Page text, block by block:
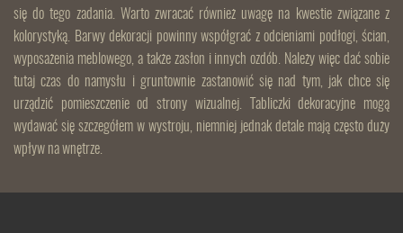
się do tego zadania. Warto zwracać również uwagę na kwestie związane z
kolorystyką. Barwy dekoracji powinny współgrać z odcieniami podłogi, ścian,
wyposażenia meblowego, a także zasłon i innych ozdób. Należy więc dać sobie
tutaj czas do namysłu i gruntownie zastanowić się nad tym, jak chce się
urządzić pomieszczenie od strony wizualnej. Tabliczki dekoracyjne mogą
wydawać się szczegółem w wystroju, niemniej jednak detale mają często duży
wpływ na wnętrze.